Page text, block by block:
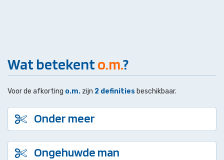
Wat betekento.m.?
Voor de afkorting o.m. zijn 2 definities beschikbaar.
Onder meer
Ongehuwde man